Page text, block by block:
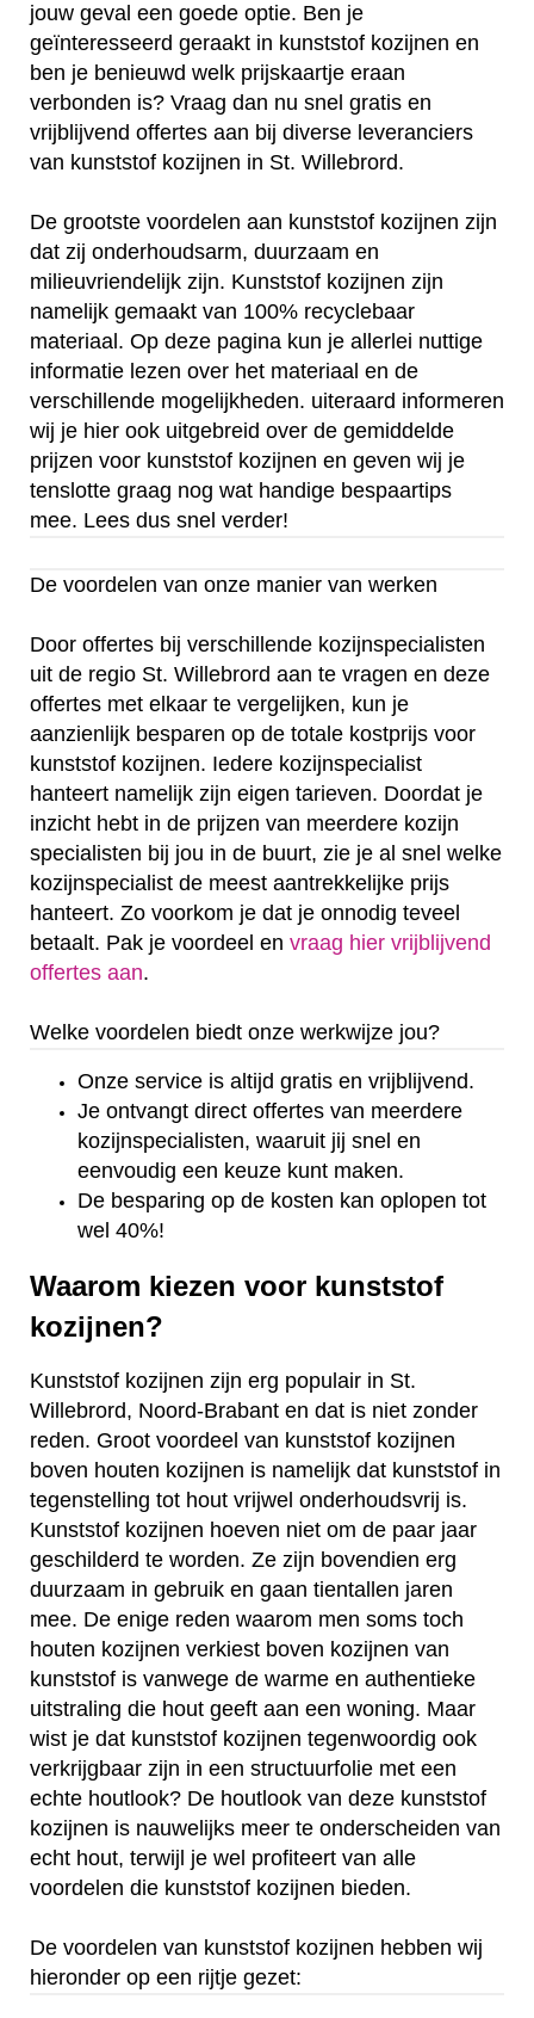
jouw geval een goede optie. Ben je
geïnteresseerd geraakt in kunststof kozijnen en
ben je benieuwd welk prijskaartje eraan
verbonden is? Vraag dan nu snel gratis en
vrijblijvend offertes aan bij diverse leveranciers
van kunststof kozijnen in St. Willebrord.
De grootste voordelen aan kunststof kozijnen zijn
dat zij onderhoudsarm, duurzaam en
milieuvriendelijk zijn. Kunststof kozijnen zijn
namelijk gemaakt van 100% recyclebaar
materiaal. Op deze pagina kun je allerlei nuttige
informatie lezen over het materiaal en de
verschillende mogelijkheden. uiteraard informeren
wij je hier ook uitgebreid over de gemiddelde
prijzen voor kunststof kozijnen en geven wij je
tenslotte graag nog wat handige bespaartips
mee. Lees dus snel verder!
De voordelen van onze manier van werken
Door offertes bij verschillende kozijnspecialisten
uit de regio St. Willebrord aan te vragen en deze
offertes met elkaar te vergelijken, kun je
aanzienlijk besparen op de totale kostprijs voor
kunststof kozijnen. Iedere kozijnspecialist
hanteert namelijk zijn eigen tarieven. Doordat je
inzicht hebt in de prijzen van meerdere kozijn
specialisten bij jou in de buurt, zie je al snel welke
kozijnspecialist de meest aantrekkelijke prijs
hanteert. Zo voorkom je dat je onnodig teveel
betaalt. Pak je voordeel en vraag hier vrijblijvend
offertes aan.
Welke voordelen biedt onze werkwijze jou?
Onze service is altijd gratis en vrijblijvend.
Je ontvangt direct offertes van meerdere
kozijnspecialisten, waaruit jij snel en
eenvoudig een keuze kunt maken.
De besparing op de kosten kan oplopen tot
wel 40%!
Waarom kiezen voor kunststof
kozijnen?
Kunststof kozijnen zijn erg populair in St.
Willebrord, Noord-Brabant en dat is niet zonder
reden. Groot voordeel van kunststof kozijnen
boven houten kozijnen is namelijk dat kunststof in
tegenstelling tot hout vrijwel onderhoudsvrij is.
Kunststof kozijnen hoeven niet om de paar jaar
geschilderd te worden. Ze zijn bovendien erg
duurzaam in gebruik en gaan tientallen jaren
mee. De enige reden waarom men soms toch
houten kozijnen verkiest boven kozijnen van
kunststof is vanwege de warme en authentieke
uitstraling die hout geeft aan een woning. Maar
wist je dat kunststof kozijnen tegenwoordig ook
verkrijgbaar zijn in een structuurfolie met een
echte houtlook? De houtlook van deze kunststof
kozijnen is nauwelijks meer te onderscheiden van
echt hout, terwijl je wel profiteert van alle
voordelen die kunststof kozijnen bieden.
De voordelen van kunststof kozijnen hebben wij
hieronder op een rijtje gezet: